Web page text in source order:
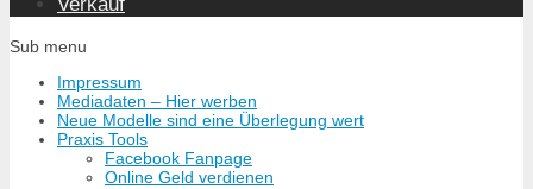
Sub menu
Impressum
Mediadaten – Hier werben
Neue Modelle sind eine Überlegung wert
Praxis Tools
Facebook Fanpage
Online Geld verdienen